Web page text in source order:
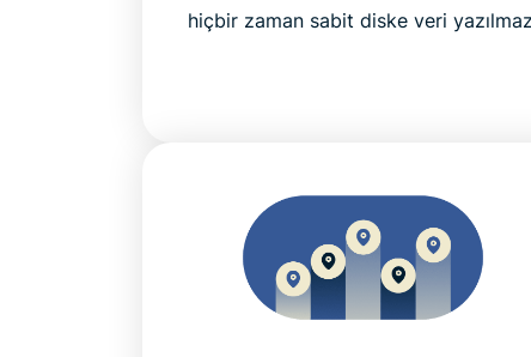
hiçbir zaman sabit diske veri